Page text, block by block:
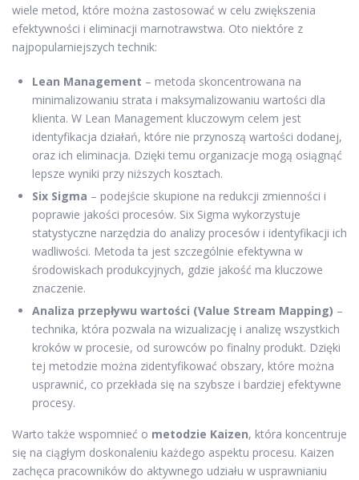
wiele metod, które można zastosować w celu zwiększenia
efektywności i eliminacji marnotrawstwa. Oto niektóre z
najpopularniejszych technik:
Lean Management – metoda skoncentrowana na
minimalizowaniu strata i maksymalizowaniu wartości dla
klienta. W Lean Management kluczowym celem jest
identyfikacja działań, które nie przynoszą wartości dodanej,
oraz ich eliminacja. Dzięki temu organizacje mogą osiągnąć
lepsze wyniki przy niższych kosztach.
Six Sigma – podejście skupione na redukcji zmienności i
poprawie jakości procesów. Six Sigma wykorzystuje
statystyczne narzędzia do analizy procesów i identyfikacji ich
wadliwości. Metoda ta jest szczególnie efektywna w
środowiskach produkcyjnych, gdzie jakość ma kluczowe
znaczenie.
Analiza przepływu wartości (Value Stream Mapping) –
technika, która pozwala na wizualizację i analizę wszystkich
kroków w procesie, od surowców po finalny produkt. Dzięki
tej metodzie można zidentyfikować obszary, które można
usprawnić, co przekłada się na szybsze i bardziej efektywne
procesy.
Warto także wspomnieć o metodzie Kaizen, która koncentruje
się na ciągłym doskonaleniu każdego aspektu procesu. Kaizen
zachęca pracowników do aktywnego udziału w usprawnianiu